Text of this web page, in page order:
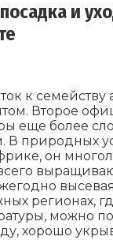
и
к семейству
Второе
еще более
В природных
он
регионах,
можно
хорошо